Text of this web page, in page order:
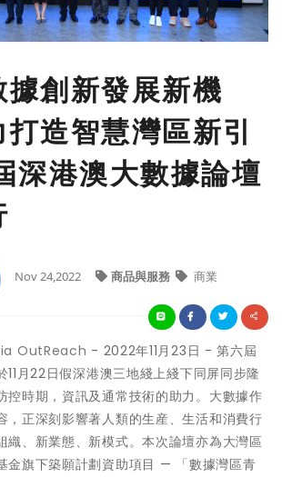
創新發展新機
造智慧灣區新引
深港澳大數據論壇
Nov 24,2022 商品與服務 商業
OutReach - 2022年11月23日 - 第六屆
11月22日假深港澳三地綫上綫下同屏同步隆
控時期，資訊及通常技術的助力。大數據作
，正深刻影響著人類的生産、生活和消費行
織、新業態、新模式。本次論壇亦為大灣區
金旗下築願計劃資助項目 — 「數據灣區青